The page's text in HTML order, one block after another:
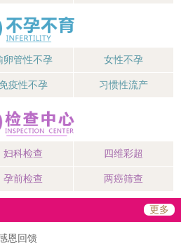
卵管性不孕 女性不孕
疫性不孕 习惯性流产
妇科检查 四维彩超
孕前检查 两癌筛查
更多
恩回馈